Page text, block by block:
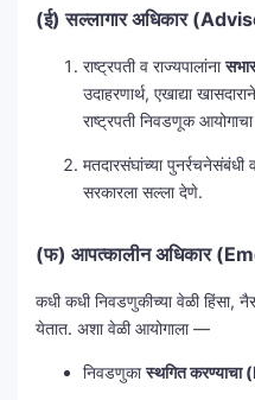
(ई) सल्लागार अधिकार
राष्ट्रपती व राज्यपालांना
उदाहरणार्थ, एखाद्या
राष्ट्रपती निवडणूक
मतदारसंघांच्या
सरकारला सल्ला देणे.
(फ) आपत्कालीन अधिकार
कधी कधी निवडणुकीच्या वेळी हिंसा,
येतात. अशा वेळी आयोगाला —
निवडणुकास्थगित